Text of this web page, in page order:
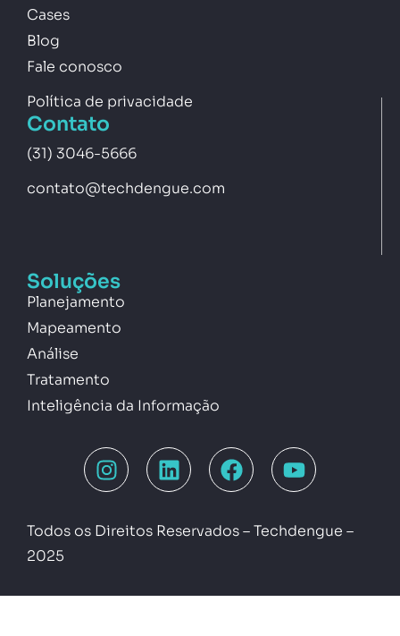
Cases
Blog
Fale conosco
Política de privacidade
Contato
(31) 3046-5666
contato@techdengue.com
Soluções
Planejamento
Mapeamento
Análise
Tratamento
Inteligência da Informação
Todos os Direitos Reservados – Techdengue –
2025